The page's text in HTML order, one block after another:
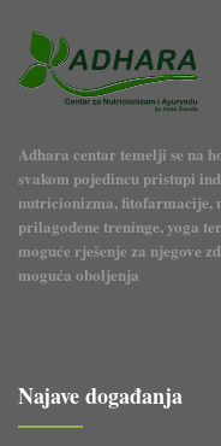
Adhara centar temelji se na
svakom pojedincu pristupi
nutricionizma, fitofarmacije,
prilagođene treninge, yoga
moguće rješenje za njegove
moguća oboljenja
Najave događanja